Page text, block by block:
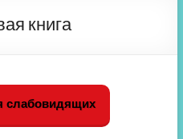
книга
слабовидящих